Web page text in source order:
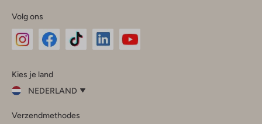
Volg ons
InstagramFacebook
Kies je land
NEDERLAND
je
Verzendmethodes